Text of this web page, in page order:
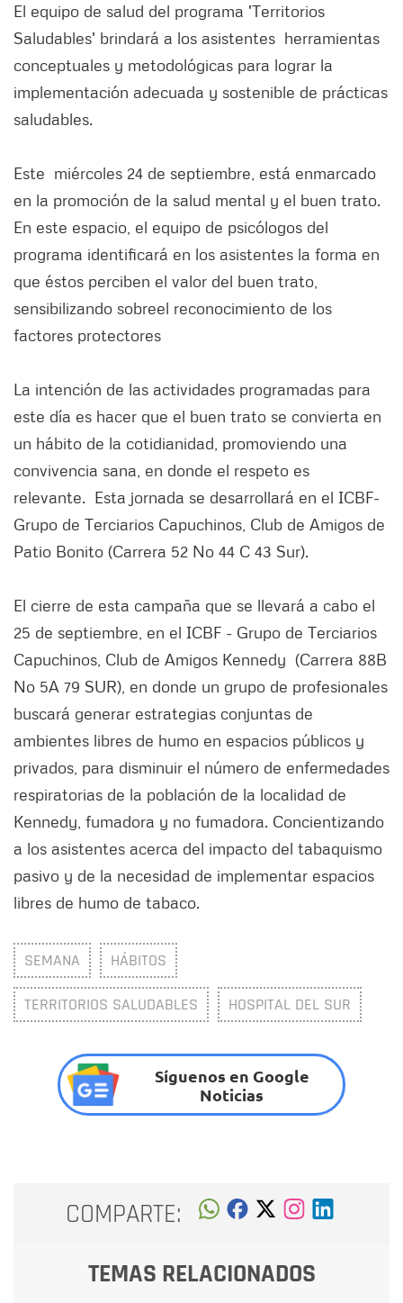
El equipo de salud del programa 'Territorios
Saludables' brindará a los asistentes herramientas
conceptuales y metodológicas para lograr la
implementación adecuada y sostenible de prácticas
saludables.
Este miércoles 24 de septiembre, está enmarcado
en la promoción de la salud mental y el buen trato.
En este espacio, el equipo de psicólogos del
programa identificará en los asistentes la forma en
que éstos perciben el valor del buen trato,
sensibilizando sobreel reconocimiento de los
factores protectores
La intención de las actividades programadas para
este día es hacer que el buen trato se convierta en
un hábito de la cotidianidad, promoviendo una
convivencia sana, en donde el respeto es
relevante. Esta jornada se desarrollará en el ICBF-
Grupo de Terciarios Capuchinos, Club de Amigos de
Patio Bonito (Carrera 52 No 44 C 43 Sur).
El cierre de esta campaña que se llevará a cabo el
25 de septiembre, en el ICBF - Grupo de Terciarios
Capuchinos, Club de Amigos Kennedy (Carrera 88B
No 5A 79 SUR), en donde un grupo de profesionales
buscará generar estrategias conjuntas de
ambientes libres de humo en espacios públicos y
privados, para disminuir el número de enfermedades
respiratorias de la población de la localidad de
Kennedy, fumadora y no fumadora. Concientizando
a los asistentes acerca del impacto del tabaquismo
pasivo y de la necesidad de implementar espacios
libres de humo de tabaco.
SEMANA HÁBITOS
TERRITORIOS SALUDABLES HOSPITAL DEL SUR
Síguenos en Google
Noticias
COMPARTE:
TEMAS RELACIONADOS